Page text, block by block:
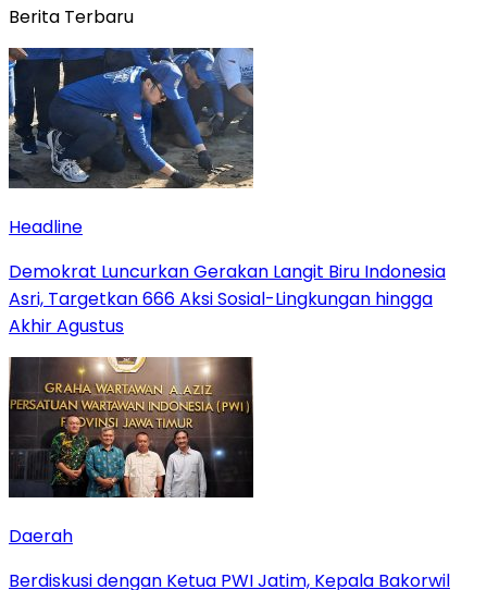
Berita Terbaru
Headline
Demokrat Luncurkan Gerakan Langit Biru Indonesia
Asri, Targetkan 666 Aksi Sosial-Lingkungan hingga
Akhir Agustus
Daerah
Berdiskusi dengan Ketua PWI Jatim, Kepala Bakorwil